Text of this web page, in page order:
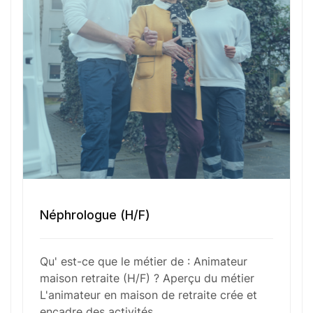
les événements et fêtes tout en veillant à
développer des relations chaleureuses et
bienveillantes, favorisant ainsi le bien-être et
l’épanouissement des personnes âgées.
Fonctions Principales
Outils et Technologies ️
Néphrologue (H/F)
Qu' est-ce que le métier de : Animateur
maison retraite (H/F) ? Aperçu du métier
L'animateur en maison de retraite crée et